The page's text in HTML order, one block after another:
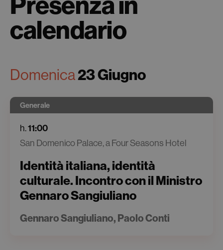
calendario
Domenica23 Giugno
Generale
h.11:00
San Domenico Palace, a Four Seasons Hotel
Identità italiana, identità
culturale. Incontro con il Ministro
Gennaro Sangiuliano
Gennaro Sangiuliano, Paolo Conti